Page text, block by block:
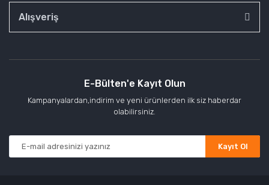
Alışveriş
E-Bülten'e Kayıt Olun
Kampanyalardan,indirim ve yeni ürünlerden ilk siz haberdar
olabilirsiniz.
Kayıt Ol